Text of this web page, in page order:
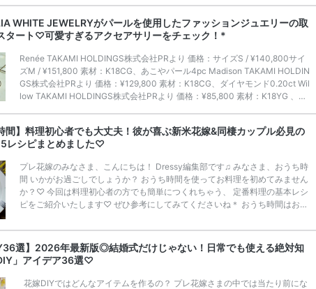
紹介している便利アプリです。 プレ花嫁が実際に試着したウェディングドレ
スの試着レポは 人気のプリンセスラインのドレスからマーメイドドレスまで
多数紹介しています。 ドレスの種類はもちろんカラーの種類も豊富！♡ 卒花
の結 […]続きを読む
WHITE JEWELRYがパールを使用したファッションジュエリーの取
タート♡可愛すぎるアクセアサリーをチェック！*
Renée TAKAMI HOLDINGS株式会社PRより 価格：サイズS / ¥140,800サイ
ズM / ¥151,800 素材：K18CG、あこやパール4pc Madison TAKAMI HOLDIN
GS株式会社PRより 価格：¥129,800 素材：K18CG、ダイヤモンド0.20ct Wil
low TAKAMI HOLDINGS株式会社PRより 価格：¥85,800 素材：K18YG 、ダ
c […]続きを読む
間】料理初心者でも大丈夫！彼が喜ぶ新米花嫁&同棲カップル必見の
レシピまとめました♡
プレ花嫁のみなさま、こんにちは！ Dressy編集部です♫ みなさま、おうち時
間 いかがお過ごしでしょうか？ おうち時間を使ってお料理を初めてみません
か？♡ 今回は料理初心者の方でも簡単につくれちゃう、 定番料理の基本レシ
ピをご紹介いたします♡ ぜひ参考にしてみてくださいね＊ おうち時間はおで
ら結婚前に 『花嫁修業』を行い、 主婦として必要な家事や所作のスキルを学
ぶ という方が多くいらっしゃいます◎ ここ最近では花嫁さまのみならず、 旦
那さまもお料理や、家事をされますよね！ そんな最近の新郎新婦さまの中で
も、 […] 続きを読む
選】2026年最新版◎結婚式だけじゃない！日常でも使える絶対知
」アイデア36選♡
花嫁DIYではどんなアイテムを作るの？ プレ花嫁さまの中では当たり前にな